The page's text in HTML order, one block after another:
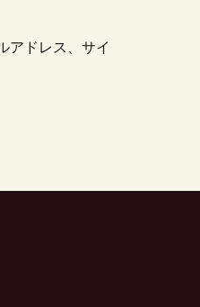
アドレス、サイ